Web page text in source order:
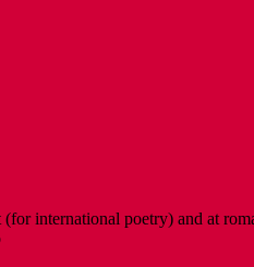
international poetry) and at